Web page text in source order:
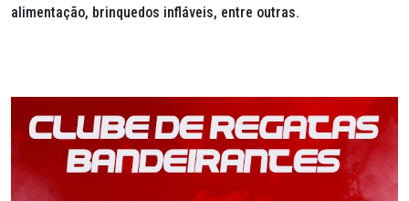
alimentação, brinquedos infláveis, entre outras.